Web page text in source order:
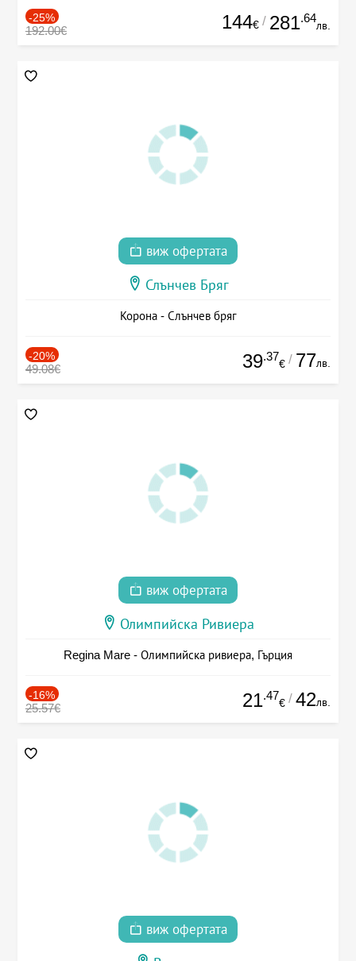
-25%
192.00€ 144€ / 281.64
лв.
виж офертата
Слънчев Бряг
Корона - Слънчев бряг
-20%
49.08€ 39.37
€ / 77лв.
виж офертата
Олимпийска Ривиера
Regina Mare - Олимпийска ривиера, Гърция
-16%
25.57€ 21.47
€ / 42лв.
виж офертата